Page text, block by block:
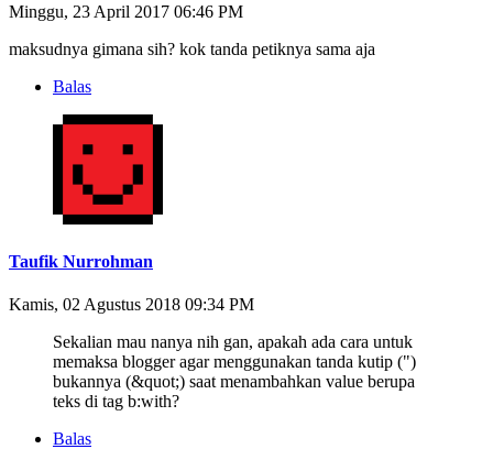
Minggu, 23 April 2017 06:46 PM
maksudnya gimana sih? kok tanda petiknya sama aja
Balas
Taufik Nurrohman
Kamis, 02 Agustus 2018 09:34 PM
Sekalian mau nanya nih gan, apakah ada cara untuk
memaksa blogger agar menggunakan tanda kutip (")
bukannya (&quot;) saat menambahkan value berupa
teks di tag b:with?
Balas